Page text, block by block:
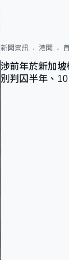
新聞資訊 港聞
涉前年於新加
別判囚半年、10